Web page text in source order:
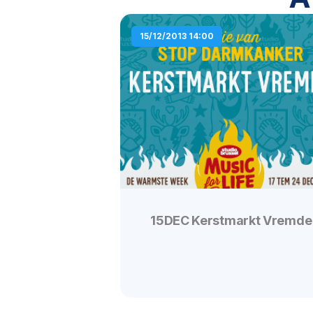
15DEC Kerstmarkt Vremde
15/12/2013 14:00